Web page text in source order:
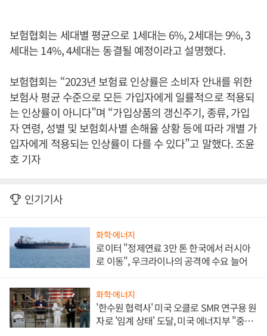
보험협회는 세대별 평균으로 1세대는 6%, 2세대는 9%, 3
세대는 14%, 4세대는 동결될 예정이라고 설명했다.
보험협회는 “2023년 보험료 인상률은 소비자 안내를 위한
보험사 평균 수준으로 모든 가입자에게 일률적으로 적용되
는 인상률이 아니다”며 “가입상품의 갱신주기, 종류, 가입
자 연령, 성별 및 보험회사별 손해율 상황 등에 따라 개별 가
입자에게 적용되는 인상률이 다를 수 있다”고 말했다. 조윤
호 기자
인기기사
화학·에너지
로이터 "정제연료 3만 톤 한국에서 러시아
로 이동", 우크라이나의 공격에 수요 늘어
화학·에너지
'한수원 협력사' 미국 오클로 SMR 연구용 원
자로 '임계 상태' 도달, 미국 에너지부 "중요